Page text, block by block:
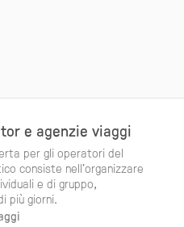
e agenzie viaggi
per gli operatori del
consiste nell'organizzare
e di gruppo,
più giorni.